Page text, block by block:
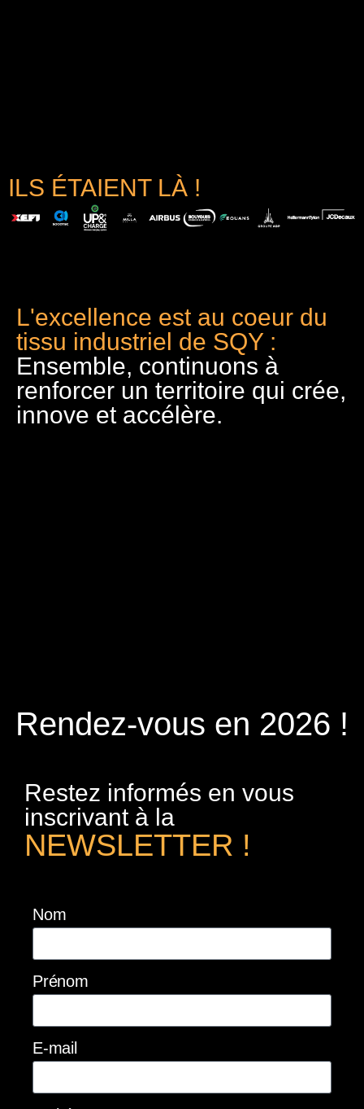
ILS ÉTAIENT LÀ !
L'excellence est au coeur du
tissu industriel de SQY :
Ensemble, continuons à
renforcer un territoire qui crée,
innove et accélère.
Rendez-vous en 2026 !
Restez informés en vous
inscrivant à la
NEWSLETTER !
Nom
Prénom
E-mail